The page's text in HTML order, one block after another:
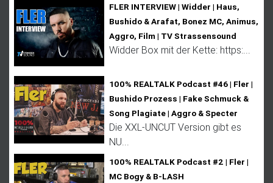
FLER INTERVIEW | Widder | Haus,
Bushido & Arafat, Bonez MC, Animus,
Aggro, Film | TV Strassensound
Widder Box mit der Kette: https:...
100% REALTALK Podcast #46 | Fler |
Bushido Prozess | Fake Schmuck &
Song Plagiate | Aggro & Specter
Die XXL-UNCUT Version gibt es
NU...
100% REALTALK Podcast #2 | Fler |
MC Bogy & B-LASH